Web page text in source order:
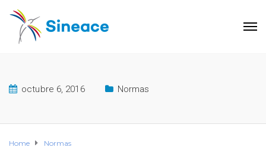
octubre 6, 2016 Normas
Home Normas